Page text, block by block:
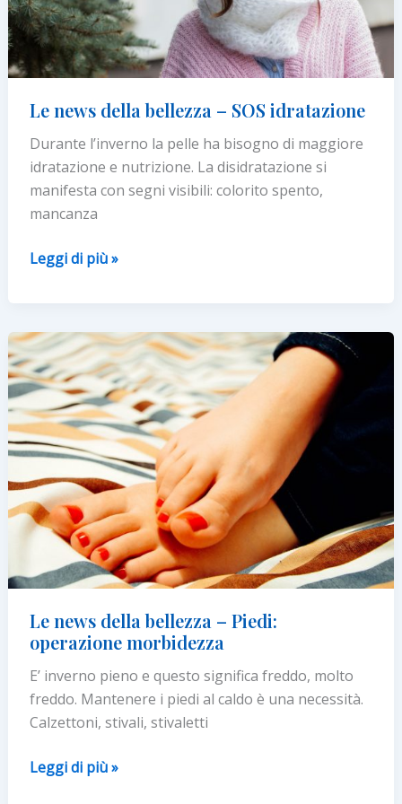
Le news della bellezza – SOS idratazione
Durante l’inverno la pelle ha bisogno di maggiore
idratazione e nutrizione. La disidratazione si
manifesta con segni visibili: colorito spento,
mancanza
Le
bellezza
–
SOS
idratazione
Leggi di più »
Le news della bellezza – Piedi:
operazione morbidezza
E’ inverno pieno e questo significa freddo, molto
freddo. Mantenere i piedi al caldo è una necessità.
Calzettoni, stivali, stivaletti
Le
Leggi di più »